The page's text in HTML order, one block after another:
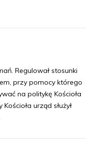
Regulował stosunki
przy pomocy którego
na politykę Kościoła
urząd służył